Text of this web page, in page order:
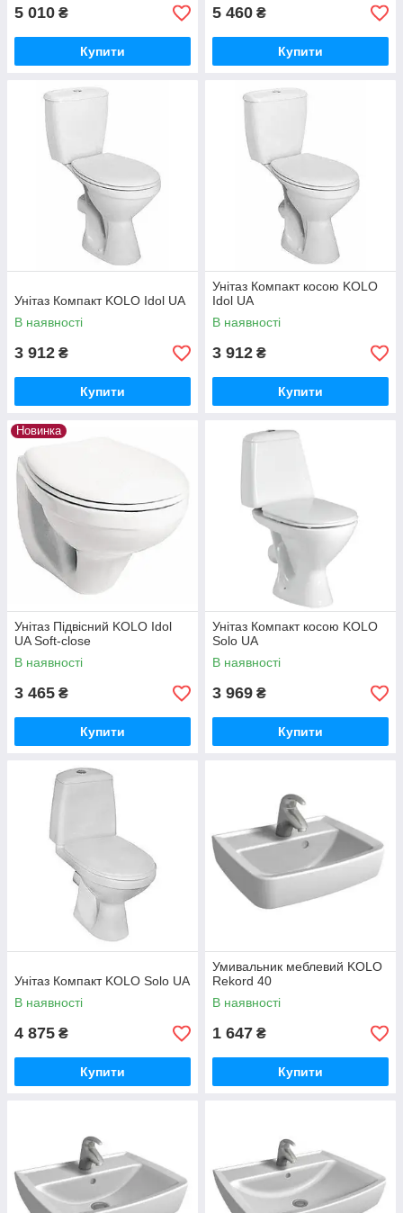
5 010 ₴
Купити
5 460 ₴
Купити
Унітаз Компакт KOLO Idol UA
В наявності
3 912 ₴
Купити
Унітаз Компакт косою KOLO
Idol UA
В наявності
3 912 ₴
Купити
Новинка
Унітаз Підвісний KOLO Idol
UA Soft-close
В наявності
3 465 ₴
Купити
Унітаз Компакт косою KOLO
Solo UA
В наявності
3 969 ₴
Купити
Унітаз Компакт KOLO Solo UA
В наявності
4 875 ₴
Купити
Умивальник меблевий KOLO
Rekord 40
В наявності
1 647 ₴
Купити